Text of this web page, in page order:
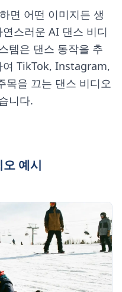
면 어떤 이미지든 생
스러운 AI 댄스 비디
템은 댄스 동작을 추
여 TikTok, Instagram,
목을 끄는 댄스 비디오
니다.
예시